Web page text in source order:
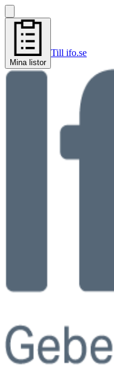
Mina listor
Till ifo.se